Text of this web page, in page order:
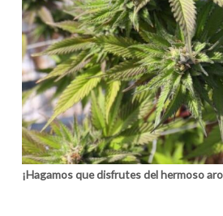
¡Hagamos que disfrutes del hermoso